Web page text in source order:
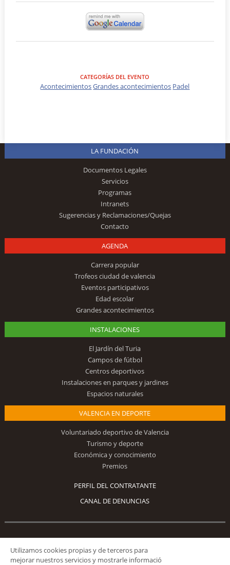
CATEGORÍAS DEL EVENTO
AcontecimientosGrandes acontecimientos Padel
LA FUNDACIÓN
Documentos Legales
Servicios
Programas
Intranets
Sugerencias y Reclamaciones/Quejas
Contacto
AGENDA
Carrera popular
Trofeos ciudad de valencia
Eventos participativos
Edad escolar
Grandes acontecimientos
INSTALACIONES
El Jardín del Turia
Campos de fútbol
Centros deportivos
Instalaciones en parques y jardines
Espacios naturales
VALENCIA EN DEPORTE
Voluntariado deportivo de Valencia
Turismo y deporte
Económica y conocimiento
Premios
PERFIL DEL CONTRATANTE
CANAL DE DENUNCIAS
Síguenos
Utilizamos cookies propias y de terceros para
mejorar nuestros servicios y mostrarle informació